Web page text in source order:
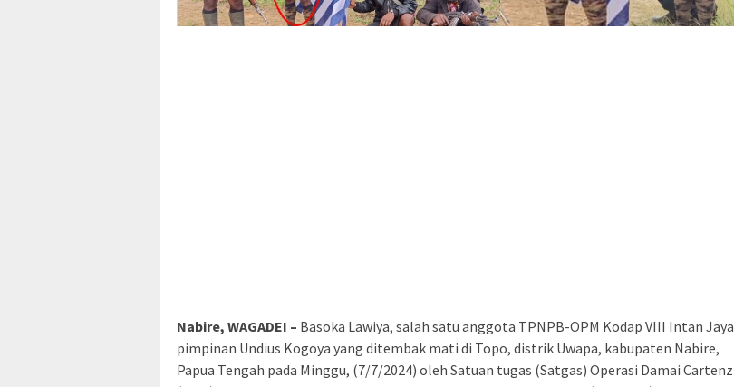
Nabire, WAGADEI – Basoka Lawiya, salah satu anggota TPNPB-OPM Kodap VIII Intan Jaya
pimpinan Undius Kogoya yang ditembak mati di Topo, distrik Uwapa, kabupaten Nabire,
Papua Tengah pada Minggu, (7/7/2024) oleh Satuan tugas (Satgas) Operasi Damai Cartenz